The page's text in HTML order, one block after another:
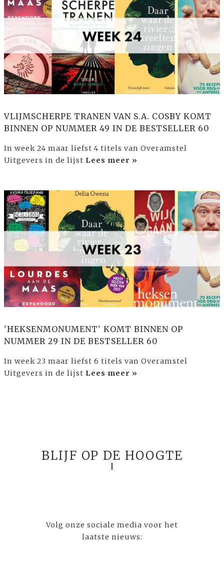
VLIJMSCHERPE TRANEN VAN S.A. COSBY KOMT
BINNEN OP NUMMER 49 IN DE BESTSELLER 60
In week 24 maar liefst 4 titels van Overamstel
Uitgevers in de lijst Lees meer »
'HEKSENMONUMENT' KOMT BINNEN OP
NUMMER 29 IN DE BESTSELLER 60
In week 23 maar liefst 6 titels van Overamstel
Uitgevers in de lijst Lees meer »
BLIJF OP DE HOOGTE
Volg onze sociale media voor het
laatste nieuws: